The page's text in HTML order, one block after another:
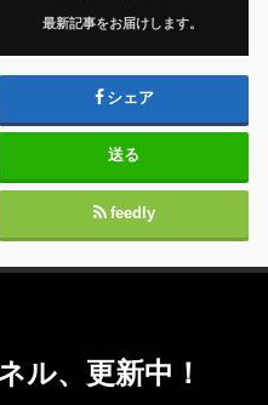
最新記事をお届けします。
シェア
送る
feedly
ル、更新中！